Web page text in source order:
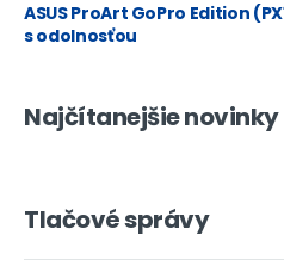
ASUS ProArt GoPro Edition
s odolnosťou
Najčítanejšie novinky
Tlačové správy